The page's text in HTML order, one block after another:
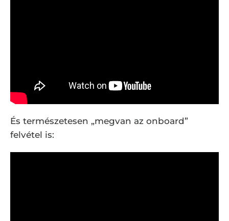
És természetesen „megvan az onboard”
felvétel is: